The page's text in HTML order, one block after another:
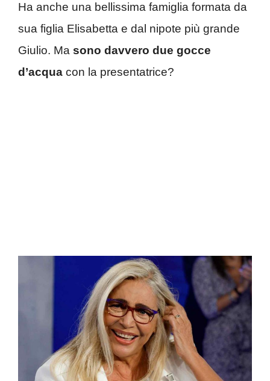
Ha anche una bellissima famiglia formata da
sua figlia Elisabetta e dal nipote più grande
Giulio. Ma sono davvero due gocce
d’acqua con la presentatrice?